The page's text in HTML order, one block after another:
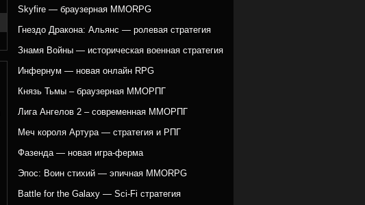
Skyfire — браузерная MMORPG
Гнездо Дракона: Альянс — ролевая стратегия
Знамя Войны — историческая военная стратегия
Инфернум — новая онлайн RPG
Князь Тьмы – браузерная ММОРПГ
Лига Ангелов 2 – современная ММОРПГ
Меч короля Артура — стратегия и РПГ
Фазенда — новая игра-ферма
Эпос: Воин стихий — эпичная MMORPG
Battle for the Galaxy — Sci-Fi стратегия